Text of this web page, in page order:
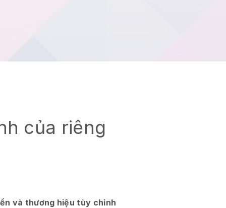
của riêng
và thương hiệu tùy chỉnh